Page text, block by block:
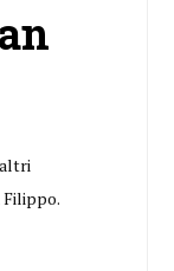
Filippo.